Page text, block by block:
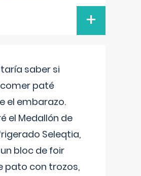
+
saber si
paté
el embarazo.
el Medallón de
Seleqtia,
bloc de foir
pato con trozos,